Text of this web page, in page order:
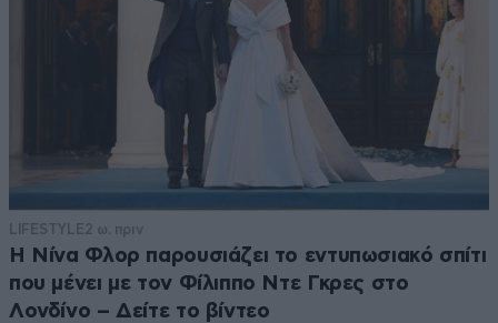
LIFESTYLE 2 ω. πριν
Η Νίνα Φλορ παρουσιάζει το εντυπωσιακό σπίτι
που μένει με τον Φίλιππο Ντε Γκρες στο
Λονδίνο – Δείτε το βίντεο